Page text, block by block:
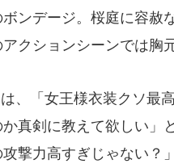
ンデージ。桜庭に容赦
クションシーンでは胸
、「女王様衣装クソ最
真剣に教えて欲しい」
撃力高すぎじゃない？